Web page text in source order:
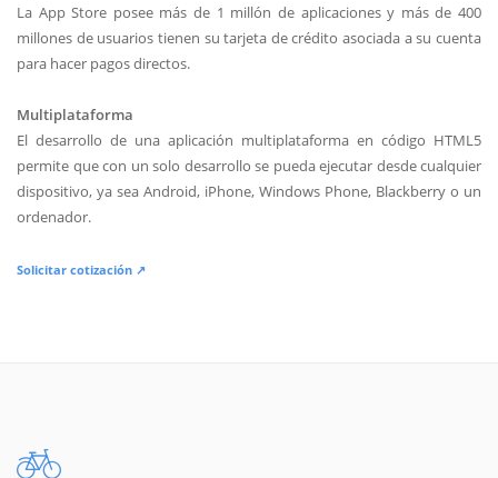
La App Store posee más de 1 millón de aplicaciones y más de 400
millones de usuarios tienen su tarjeta de crédito asociada a su cuenta
para hacer pagos directos.
Multiplataforma
El desarrollo de una aplicación multiplataforma en código HTML5
permite que con un solo desarrollo se pueda ejecutar desde cualquier
dispositivo, ya sea Android, iPhone, Windows Phone, Blackberry o un
ordenador.
Solicitar cotización ↗